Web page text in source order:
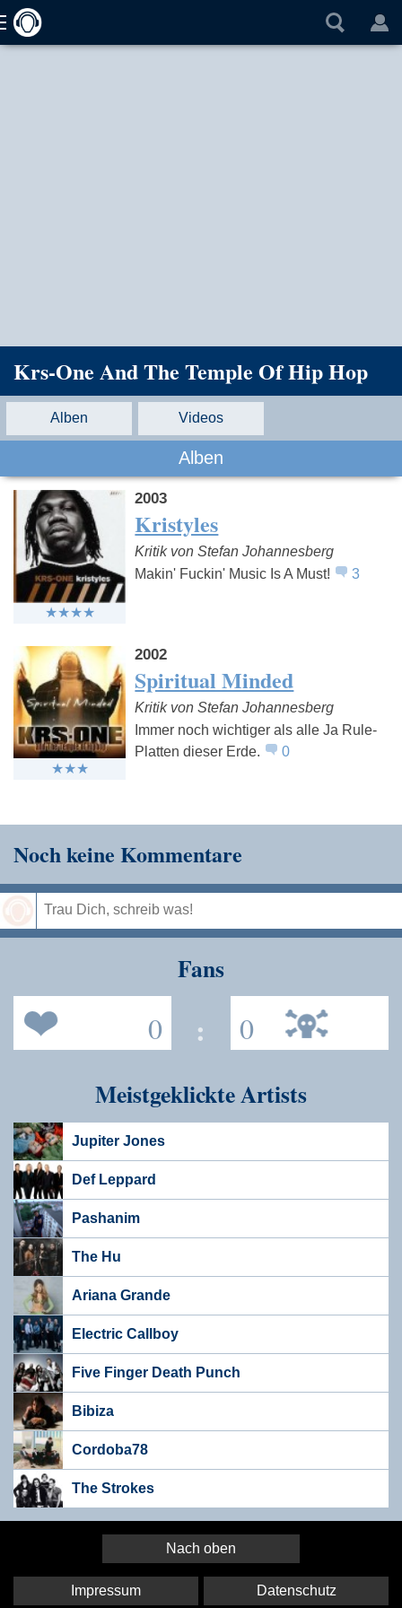
Krs-One And The Temple Of Hip Hop
Alben Videos
Alben
2003
Kristyles
Kritik von Stefan Johannesberg
Makin' Fuckin' Music Is A Must!
3
2002
Spiritual Minded
Kritik von Stefan Johannesberg
Immer noch wichtiger als alle Ja Rule-
Platten dieser Erde.
0
Noch keine Kommentare
Fans
0 : 0
Meistgeklickte Artists
Jupiter Jones
Def Leppard
Pashanim
The Hu
Ariana Grande
Electric Callboy
Five Finger Death Punch
Bibiza
Cordoba78
The Strokes
Nach oben
Impressum Datenschutz